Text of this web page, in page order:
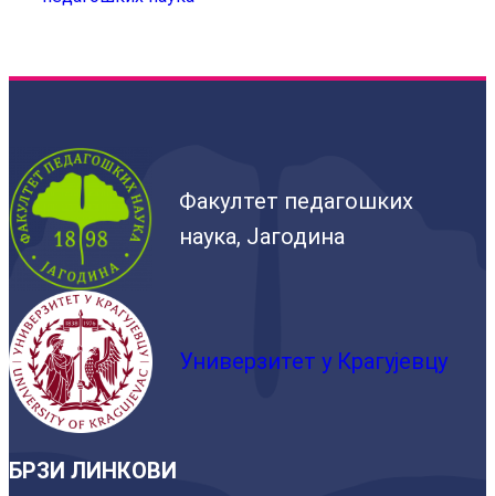
Факултет педагошких
наука, Јагодина
Универзитет у Крагујевцу
БРЗИ ЛИНКОВИ